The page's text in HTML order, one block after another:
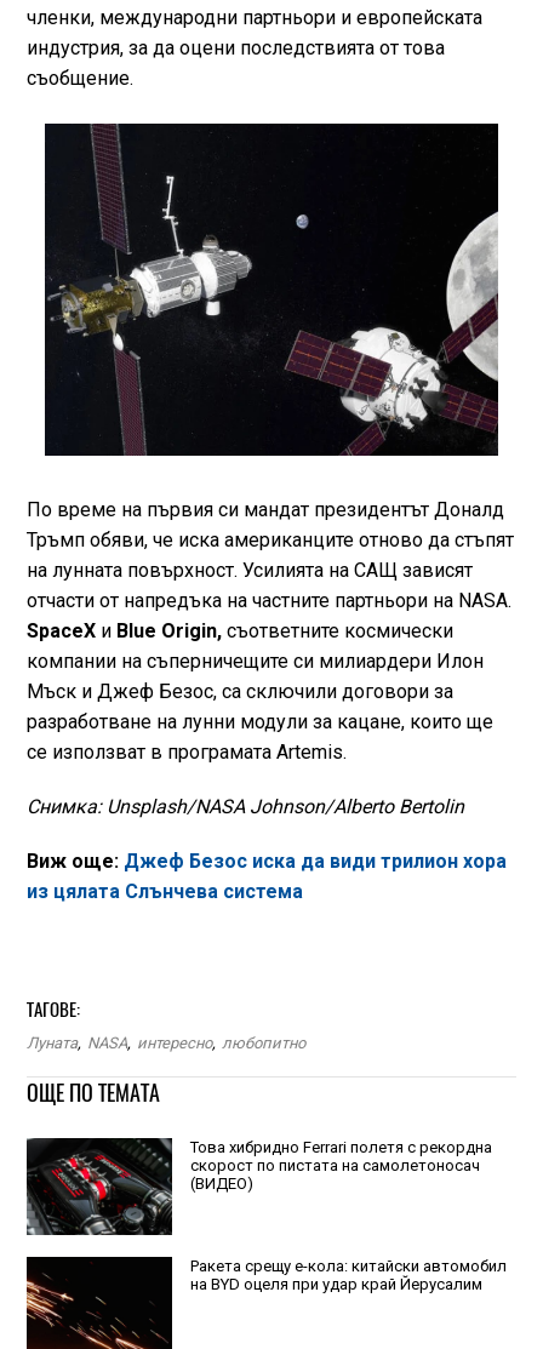
членки, международни партньори и европейската
индустрия, за да оцени последствията от това
съобщение.
По време на първия си мандат президентът Доналд
Тръмп обяви, че иска американците отново да стъпят
на лунната повърхност. Усилията на САЩ зависят
отчасти от напредъка на частните партньори на NASA.
SpaceXи Blue Origin,съответните космически
компании на съперничещите си милиардери Илон
Мъск и Джеф Безос, са сключили договори за
разработване на лунни модули за кацане, които ще
се използват в програмата Artemis.
Снимка: Unsplash/NASA Johnson/Alberto Bertolin
Виж още: Джеф Безос иска да види трилион хора
из цялата Слънчева система
ТАГОВЕ:
Луната, NASA, интересно, любопитно
ОЩЕ ПО ТЕМАТА
Това хибридно Ferrari полетя с рекордна
скорост по пистата на самолетоносач
(ВИДЕО)
Ракета срещу е-кола: китайски автомобил
на BYD оцеля при удар край Йерусалим